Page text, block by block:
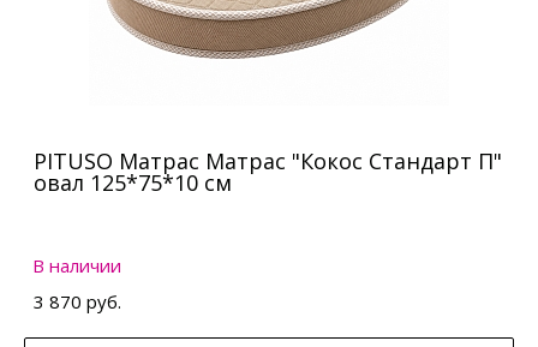
PITUSO Матрас Матрас "Кокос Стандарт П"
овал 125*75*10 см
В наличии
3 870 руб.